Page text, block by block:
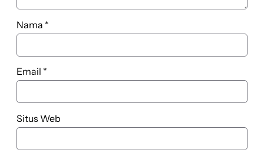
Nama *
Email *
Situs Web